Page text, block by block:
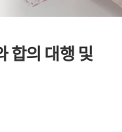
합의 대행 및